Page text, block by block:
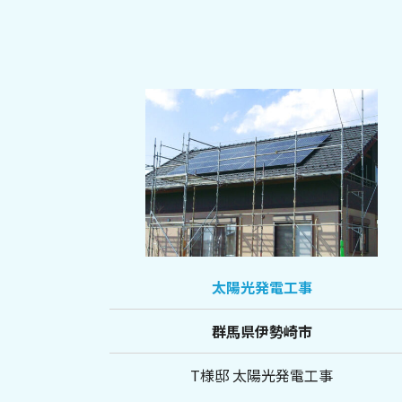
エコキュート
コロナ CHP46AZ1
Panasonic HE-SU37LQS
太陽光発電工事
群馬県伊勢崎市
T様邸 太陽光発電工事